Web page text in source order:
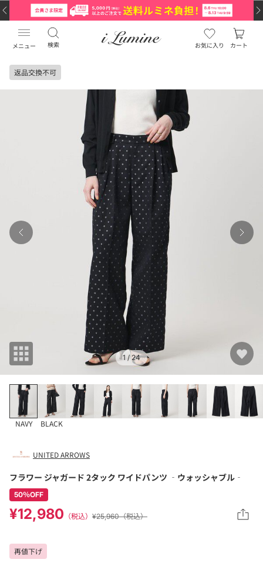
メニュー 検索 お気に入り カート
返品交換不可
1 / 24
NAVY BLACK
UNITED ARROWS
フラワー ジャガード 2タック ワイドパンツ ‐ウォッシャブル‐
50％OFF
¥12,980 （税込） ¥25,960（税込）
再値下げ